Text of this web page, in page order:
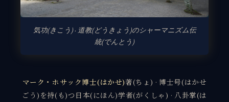
気功(きこう) · 道教(どうきょう)のシャーマニズム伝
統(でんとう)
マーク・ホサック博士(はかせ)著(ちょ) · 博士号(はかせ
ごう)を持(も)つ日本(にほん)学者(がくしゃ) · 八卦掌(は